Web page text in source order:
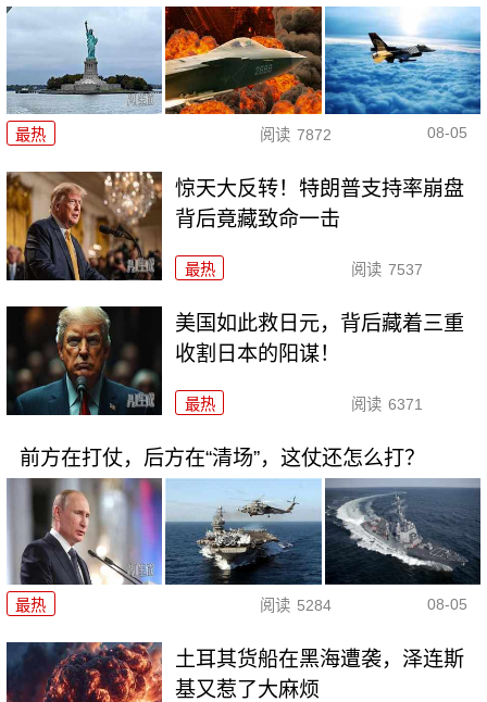
最热 阅读 7872 08-05
惊天大反转！特朗普支持率崩盘
背后竟藏致命一击
最热 阅读 7537
美国如此救日元，背后藏着三重
收割日本的阳谋！
最热 阅读 6371
前方在打仗，后方在“清场”，这仗还怎么打？
最热 阅读 5284 08-05
土耳其货船在黑海遭袭，泽连斯
基又惹了大麻烦